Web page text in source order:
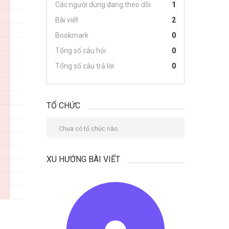
Các người dùng đang theo dõi
1
Bài viết
2
Bookmark
0
Tổng số câu hỏi
0
Tổng số câu trả lời
0
TỔ CHỨC
Chưa có tổ chức nào.
XU HƯỚNG BÀI VIẾT